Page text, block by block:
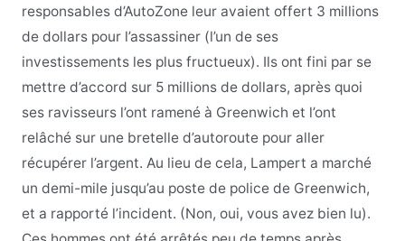
responsables d’AutoZone leur avaient offert 3 millions
de dollars pour l’assassiner (l’un de ses
investissements les plus fructueux). Ils ont fini par se
mettre d’accord sur 5 millions de dollars, après quoi
ses ravisseurs l’ont ramené à Greenwich et l’ont
relâché sur une bretelle d’autoroute pour aller
récupérer l’argent. Au lieu de cela, Lampert a marché
un demi-mile jusqu’au poste de police de Greenwich,
et a rapporté l’incident. (Non, oui, vous avez bien lu).